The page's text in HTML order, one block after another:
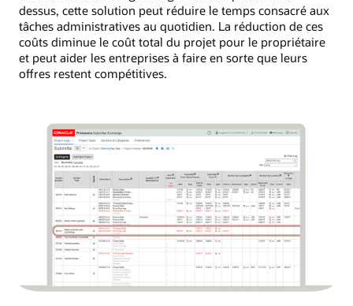
dessus, cette solution peut réduire le temps consacré aux
tâches administratives au quotidien. La réduction de ces
coûts diminue le coût total du projet pour le propriétaire
et peut aider les entreprises à faire en sorte que leurs
offres restent compétitives.